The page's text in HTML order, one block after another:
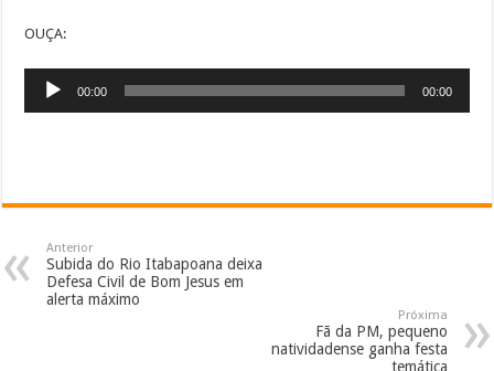
OUÇA:
Tocador
00:00 00:00
Anterior
Subida do Rio Itabapoana deixa
Defesa Civil de Bom Jesus em
alerta máximo
Próxima
Fã da PM, pequeno
natividadense ganha festa
temática